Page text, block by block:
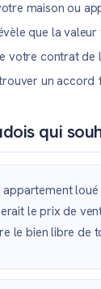
maison ou
que la
votre contrat
un
qui
le prix de
le bien libre de